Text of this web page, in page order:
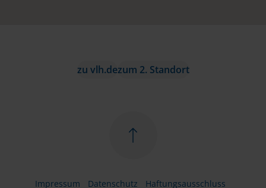
zu vlh.dezum 2. Standort
Impressum Datenschutz Haftungsausschluss